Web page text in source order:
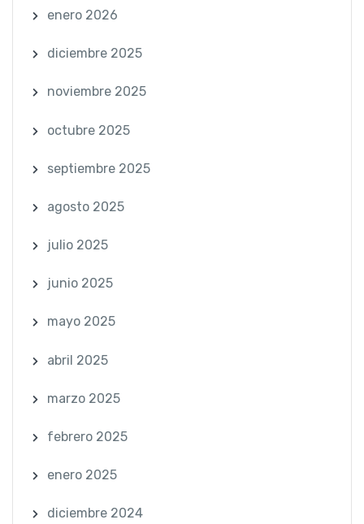
enero 2026
diciembre 2025
noviembre 2025
octubre 2025
septiembre 2025
agosto 2025
julio 2025
junio 2025
mayo 2025
abril 2025
marzo 2025
febrero 2025
enero 2025
diciembre 2024